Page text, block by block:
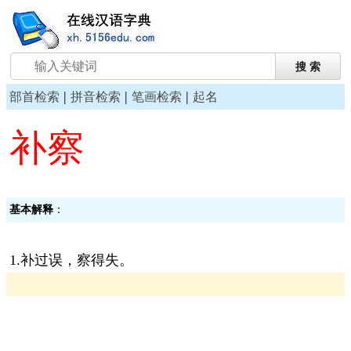
部首检索 | 拼音检索 | 笔画检索 | 起名
补察
基本解释 ：
1.补过误，察得失。